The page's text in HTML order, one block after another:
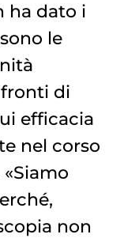
ha dato i
le
di
efficacia
nel corso
non